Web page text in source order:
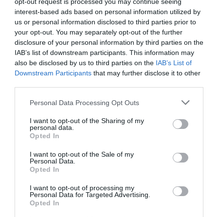
interest-based ads based on personal information utilized by
us or personal information disclosed to third parties prior to
your opt-out. You may separately opt-out of the further
disclosure of your personal information by third parties on the
IAB’s list of downstream participants. This information may
also be disclosed by us to third parties on the IAB’s List of
Downstream Participants that may further disclose it to other
Personal Data Processing Opt Outs
I want to opt-out of the Sharing of my
personal data.
Opted In
I want to opt-out of the Sale of my
Personal Data.
Opted In
I want to opt-out of processing my
Personal Data for Targeted Advertising.
Opted In
Online
performance lab
με τη Ραφίκα
Σαουίς από το
Faust Culture
σεμιναρίων από
το Faust Culture
❮ Προηγούμενη 2
Τελευταία